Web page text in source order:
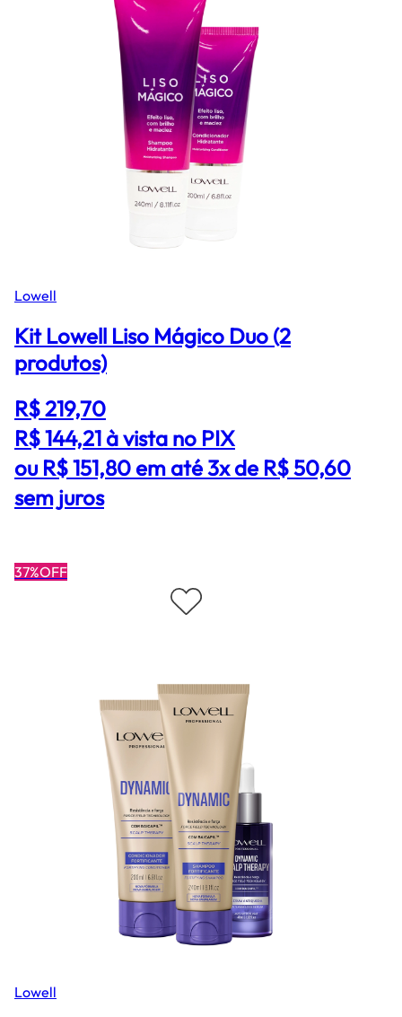
Lowell
Kit Lowell Liso Mágico Duo (2
produtos)
R$ 219,70
R$ 144,21à vista no PIX
ou R$ 151,80 em até 3x de R$ 50,60
sem juros
37%OFF
Lowell